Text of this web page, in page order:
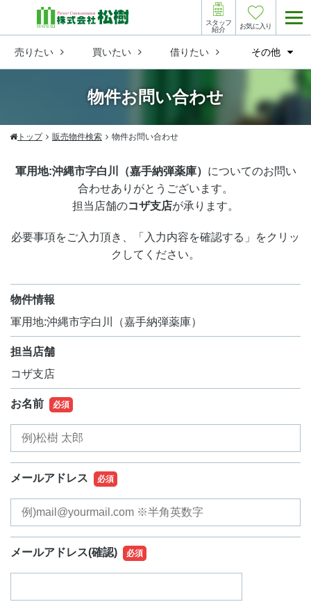
売りたい 買いたい 借りたい その他
スタッフ
紹介
お気に入り
物件お問い合わせ
トップ 販売物件検索 物件お問い合わせ
軍用地:沖縄市字白川（嘉手納弾薬庫） についてのお問い
合わせありがとうございます。
担当店舗のコザ支店が承ります。
必要事項をご入力頂き、「入力内容を確認する」をクリッ
クしてください。
物件情報
軍用地:沖縄市字白川（嘉手納弾薬庫）
担当店舗
コザ支店
お名前 必須
メールアドレス 必須
メールアドレス(確認) 必須